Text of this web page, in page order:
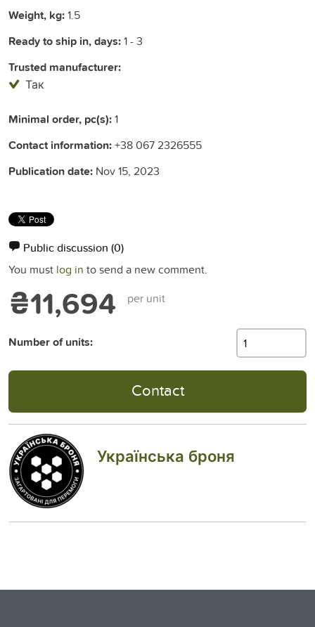
Weight, kg:1.5
Ready to ship in, days:1 - 3
Trusted manufacturer:
Так
Minimal order, pc(s):1
Contact information:+38 067 2326555
Publication date: Nov 15, 2023
Public discussion (0)
You must log in to send a new comment.
₴11,694 per unit
Number of units:
Contact
Українська броня